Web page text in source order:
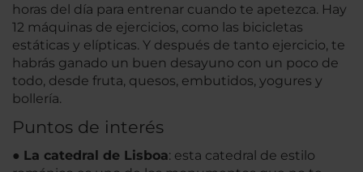
horas del día para entrenar cuando te apetezca. Hay
12 máquinas de ejercicios, como las bicicletas
estáticas y elípticas. Y después de tanto ejercicio, te
habrás ganado un buen desayuno con un poco de
todo, desde fruta, quesos, embutidos, yogures y
bollería.
Puntos de interés
● La catedral de Lisboa: esta catedral de estilo